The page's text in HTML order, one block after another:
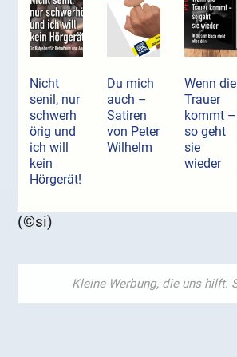
Nicht
senil, nur
schwerh
örig und
ich will
kein
Hörgerät!
Du mich
auch –
Satiren
von Peter
Wilhelm
Wenn die
Trauer
kommt –
so geht
sie
wieder
(©si)